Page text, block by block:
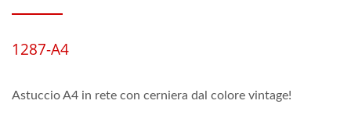
1287-A4
Astuccio A4 in rete con cerniera dal colore vintage!